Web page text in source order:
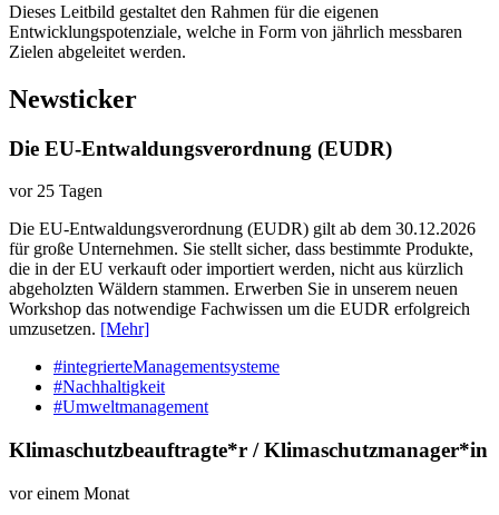
Dieses Leitbild gestaltet den Rahmen für die eigenen
Entwicklungspotenziale, welche in Form von jährlich messbaren
Zielen abgeleitet werden.
Newsticker
Die EU-Entwaldungsverordnung (EUDR)
vor 25 Tagen
Die EU-Entwaldungsverordnung (EUDR) gilt ab dem 30.12.2026
für große Unternehmen. Sie stellt sicher, dass bestimmte Produkte,
die in der EU verkauft oder importiert werden, nicht aus kürzlich
abgeholzten Wäldern stammen. Erwerben Sie in unserem neuen
Workshop das notwendige Fachwissen um die EUDR erfolgreich
umzusetzen. [Mehr]
#integrierteManagementsysteme
#Nachhaltigkeit
#Umweltmanagement
Klimaschutzbeauftragte*r / Klimaschutzmanager*in
vor einem Monat